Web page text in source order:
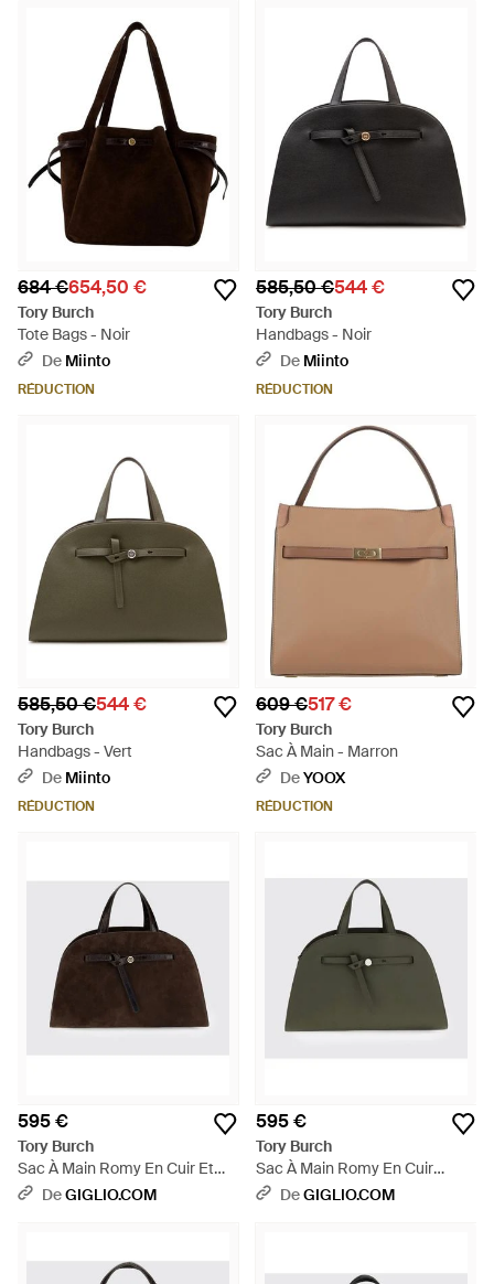
684 €654,50 €
Tory Burch
Tote Bags - Noir
De Miinto
RÉDUCTION
585,50 €544 €
Tory Burch
Handbags - Noir
De Miinto
RÉDUCTION
585,50 €544 €
Tory Burch
Handbags - Vert
De Miinto
RÉDUCTION
609 €517 €
Tory Burch
Sac À Main - Marron
DeYOOX
RÉDUCTION
595 €
Tory Burch
Sac À Main Romy En Cuir Et
Daim Avec Logo Double T
DeGIGLIO.COM
595 €
Tory Burch
Sac À Main Romy En Cuir
Grainé Avec Logo Double T Et
DeGIGLIO.COM